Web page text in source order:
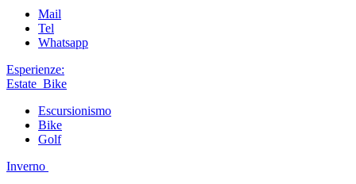
Mail
Tel
Whatsapp
Esperienze:
Estate Bike
Escursionismo
Bike
Golf
Inverno